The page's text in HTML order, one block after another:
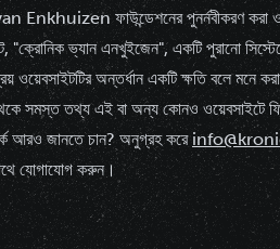
ফাউন্ডেশনের পুনর্নবীকরণ করা
"ক্রোনিক ভ্যান এনখুইজেন", একটি পুরানো
ওয়েবসাইটটির অন্তর্ধান একটি ক্ষতি বলে মনে
সমস্ত তথ্য এই বা অন্য কোনও ওয়েবসাইটে
আরও জানতে চান? অনুগ্রহ করে
যোগাযোগ করুন।